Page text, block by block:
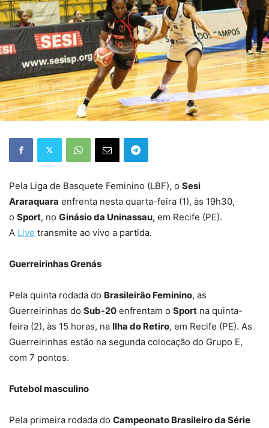
Pela Liga de Basquete Feminino (LBF), o Sesi
Araraquara enfrenta nesta quarta-feira (1), às 19h30,
o Sport, no Ginásio da Uninassau, em Recife (PE).
A Live transmite ao vivo a partida.
Guerreirinhas Grenás
Pela quinta rodada do Brasileirão Feminino, as
Guerreirinhas do Sub-20 enfrentam o Sport na quinta-
feira (2), às 15 horas, na Ilha do Retiro, em Recife (PE). As
Guerreirinhas estão na segunda colocação do Grupo E,
com 7 pontos.
Futebol masculino
Pela primeira rodada do Campeonato Brasileiro da Série